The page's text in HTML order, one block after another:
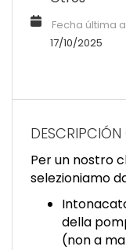
FR
IT
Fecha última
17/10/2025
Per un nostro
selezioniamo
della
(non a